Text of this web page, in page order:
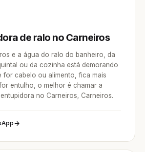
de ralo no Carneiros
e a água do ralo do banheiro, da
ou da cozinha está demorando
for cabelo ou alimento, fica mais
entulho, o melhor é chamar a
no Carneiros, Carneiros.